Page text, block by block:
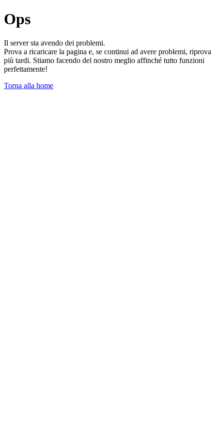
Ops
Il server sta avendo dei problemi.
Prova a ricaricare la pagina e, se continui ad avere problemi, riprova
più tardi. Stiamo facendo del nostro meglio affinché tutto funzioni
perfettamente!
Torna alla home